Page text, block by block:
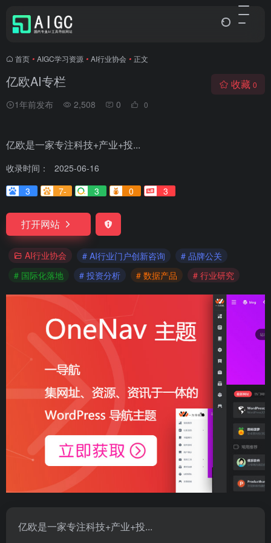
首页 • AIGC学习资源 • AI行业协会 • 正文
亿欧AI专栏
1年前发布 2,508 0 0
收藏 0
亿欧是一家专注科技+产业+投...
收录时间：
2025-06-16
3
7- 3 0 3
打开网站
AI行业协会 # AI行业门户创新咨询
# 品牌公关
# 国际化落地
# 投资分析 # 数据产品 # 行业研究
亿欧是一家专注科技+产业+投...